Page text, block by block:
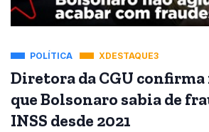
POLÍTICA XDESTAQUE3
Diretora da CGU confirma
que Bolsonaro sabia de
INSS desde 2021